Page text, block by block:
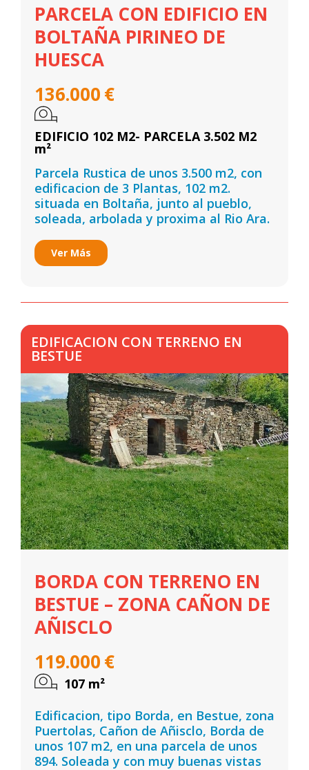
PARCELA CON EDIFICIO EN
BOLTAÑA PIRINEO DE
HUESCA
136.000€
EDIFICIO 102 M2- PARCELA 3.502 M2
m²
Parcela Rustica de unos 3.500 m2, con
edificacion de 3 Plantas, 102 m2.
situada en Boltaña, junto al pueblo,
soleada, arbolada y proxima al Rio Ara.
Ver Más
EDIFICACION CON TERRENO EN
BESTUE
BORDA CON TERRENO EN
BESTUE – ZONA CAÑON DE
AÑISCLO
119.000€
107 m²
Edificacion, tipo Borda, en Bestue, zona
Puertolas, Cañon de Añisclo, Borda de
unos 107 m2, en una parcela de unos
894. Soleada y con muy buenas vistas